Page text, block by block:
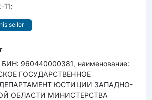
seller
960440000381, наименование:
ГОСУДАРСТВЕННОЕ
ЮСТИЦИИ ЗАПАДНО-
ОБЛАСТИ МИНИСТЕРСТВА